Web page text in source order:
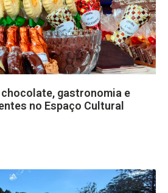
gastronomia e
no Espaço Cultural